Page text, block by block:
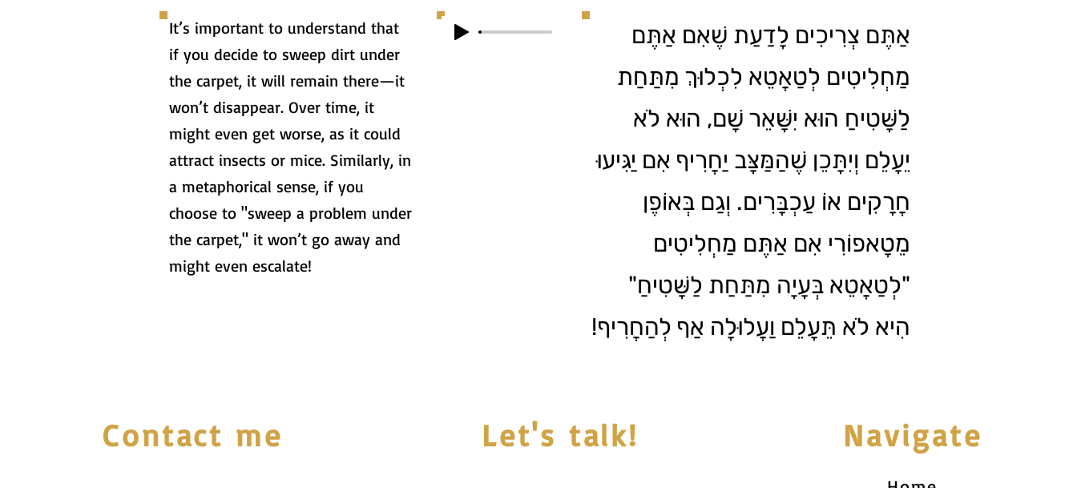
It’s important to understand that
if you decide to sweep dirt under
the carpet, it will remain there—it
won’t disappear. Over time, it
might even get worse, as it could
attract insects or mice. Similarly, in
a metaphorical sense, if you
choose to "sweep a problem under
the carpet," it won’t go away and
might even escalate!
אַתֶּם צְרִיכִים לָדַעַת שֶׁאִם אַתֶּם
מַחְלִיטִים לְטַאֲטֵא לִכְלוּךְ מִתַּחַת
לַשָּׁטִיחַ הוּא יִשָּׁאֵר שָׁם, הוּא לֹא
יֵעָלֵם וְיִתָּכֵן שֶׁהַמַּצָּב יַחֲרִיף אִם יַגִּיעוּ
חֲרָקִים אוֹ עַכְבָּרִים. וְגַם בְּאוֹפֶן
מֵטָאפוֹרִי אִם אַתֶּם מַחְלִיטִים
"לְטַאֲטֵא בְּעָיָה מִתַּחַת לַשָּׁטִיחַ"
הִיא לֹא תֵּעָלֵם וַעֲלוּלָה אַף לְהַחֲרִיף!
Contact me Let's talk! Navigate